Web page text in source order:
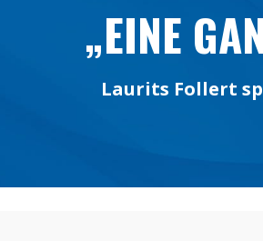
„EINE
Laurits Follert